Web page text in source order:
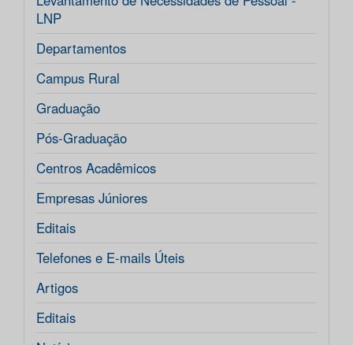
LNP
Departamentos
Campus Rural
Graduação
Pós-Graduação
Centros Acadêmicos
Empresas Júniores
Editais
Telefones e E-mails Úteis
Artigos
Editais